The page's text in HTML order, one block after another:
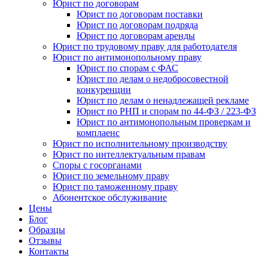
Юрист по договорам
Юрист по договорам поставки
Юрист по договорам подряда
Юрист по договорам аренды
Юрист по трудовому праву для работодателя
Юрист по антимонопольному праву
Юрист по спорам с ФАС
Юрист по делам о недобросовестной
конкуренции
Юрист по делам о ненадлежащей рекламе
Юрист по РНП и спорам по 44-ФЗ / 223-ФЗ
Юрист по антимонопольным проверкам и
комплаенс
Юрист по исполнительному производству
Юрист по интеллектуальным правам
Споры с госорганами
Юрист по земельному праву
Юрист по таможенному праву
Абонентское обслуживание
Цены
Блог
Образцы
Отзывы
Контакты